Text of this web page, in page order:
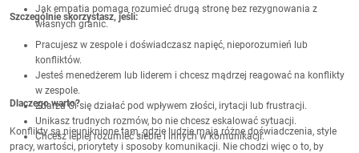
Jak empatia pomaga rozumieć drugą stronę bez rezygnowania z
własnych granic.
Szczególnie skorzystasz, jeśli:
Pracujesz w zespole i doświadczasz napięć, nieporozumień lub
konfliktów.
Jesteś menedżerem lub liderem i chcesz mądrzej reagować na konflikty
w zespole.
Zdarza Ci się działać pod wpływem złości, irytacji lub frustracji.
Unikasz trudnych rozmów, bo nie chcesz eskalować sytuacji.
Chcesz lepiej rozumieć siebie i innych w komunikacji.
Dlaczego warto?
Konflikty są nieuniknione tam, gdzie ludzie mają różne doświadczenia, style
pracy, wartości, priorytety i sposoby komunikacji. Nie chodzi więc o to, by